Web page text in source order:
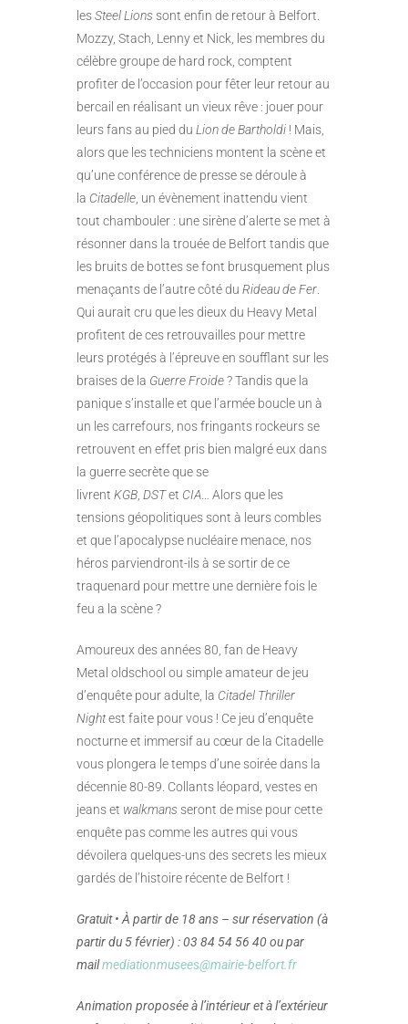
lesSteel Lions sont enfin de retour à Belfort.
Mozzy, Stach, Lenny et Nick, les membres du
célèbre groupe de hard rock, comptent
profiter de l’occasion pour fêter leur retour au
bercail en réalisant un vieux rêve : jouer pour
leurs fans au pied du Lion de Bartholdi ! Mais,
alors que les techniciens montent la scène et
qu’une conférence de presse se déroule à
la Citadelle , un évènement inattendu vient
tout chambouler : une sirène d’alerte se met à
résonner dans la trouée de Belfort tandis que
les bruits de bottes se font brusquement plus
menaçants de l’autre côté du Rideau de Fer
Qui aurait cru que les dieux du Heavy Metal
profitent de ces retrouvailles pour mettre
leurs protégés à l’épreuve en soufflant sur les
braises de la Guerre Froide? Tandis que la
panique s’installe et que l’armée boucle un à
un les carrefours, nos fringants rockeurs se
retrouvent en effet pris bien malgré eux dans
la guerre secrète que se
livrent KGB DSTet CIA … Alors que les
tensions géopolitiques sont à leurs combles
et que l’apocalypse nucléaire menace, nos
héros parviendront-ils à se sortir de ce
traquenard pour mettre une dernière fois le
feu a la scène ?
Amoureux des années 80, fan de Heavy
Metal oldschool ou simple amateur de jeu
d’enquête pour adulte, la Citadel Thriller
Nightest faite pour vous ! Ce jeu d’enquête
nocturne et immersif au cœur de la Citadelle
vous plongera le temps d’une soirée dans la
décennie 80-89. Collants léopard, vestes en
jeans et walkmans seront de mise pour cette
enquête pas comme les autres qui vous
dévoilera quelques-uns des secrets les mieux
gardés de l’histoire récente de Belfort !
Gratuit• À partir de 18 ans – sur réservation (à
partir du 5 février) : 03 84 54 56 40ou par
mailmediationmusees@mairie-belfort.fr
Animation proposée à l’intérieur et à l’extérieur